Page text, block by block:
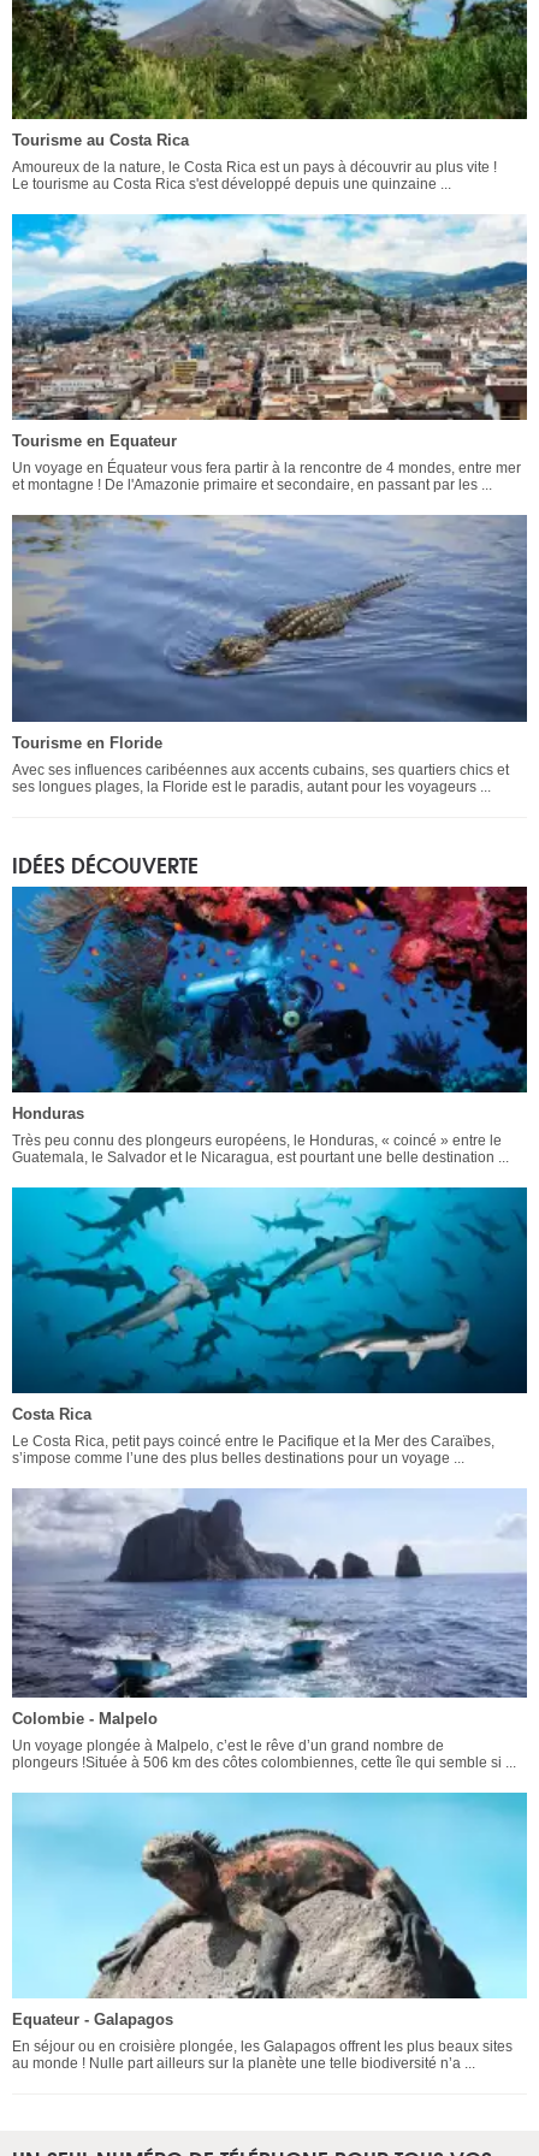
Tourisme au Costa Rica
Amoureux de la nature, le Costa Rica est un pays à découvrir au plus vite !
Le tourisme au Costa Rica s'est développé depuis une quinzaine ...
Tourisme en Equateur
Un voyage en Équateur vous fera partir à la rencontre de 4 mondes, entre mer
et montagne ! De l'Amazonie primaire et secondaire, en passant par les ...
Tourisme en Floride
Avec ses influences caribéennes aux accents cubains, ses quartiers chics et
ses longues plages, la Floride est le paradis, autant pour les voyageurs ...
IDÉES DÉCOUVERTE
Honduras
Très peu connu des plongeurs européens, le Honduras, « coincé » entre le
Guatemala, le Salvador et le Nicaragua, est pourtant une belle destination ...
Costa Rica
Le Costa Rica, petit pays coincé entre le Pacifique et la Mer des Caraïbes,
s’impose comme l’une des plus belles destinations pour un voyage ...
Colombie - Malpelo
Un voyage plongée à Malpelo, c’est le rêve d’un grand nombre de
plongeurs !Située à 506 km des côtes colombiennes, cette île qui semble si ...
Equateur - Galapagos
En séjour ou en croisière plongée, les Galapagos offrent les plus beaux sites
au monde ! Nulle part ailleurs sur la planète une telle biodiversité n’a ...